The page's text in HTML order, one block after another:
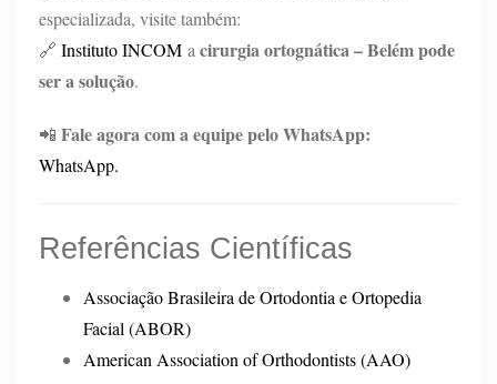
especializada, visite também:
🔗 Instituto INCOM a cirurgia ortognática – Belém pode
ser a solução.
📲 Fale agora com a equipe pelo WhatsApp:
WhatsApp.
Referências Científicas
Associação Brasileira de Ortodontia e Ortopedia
Facial (ABOR)
American Association of Orthodontists (AAO)